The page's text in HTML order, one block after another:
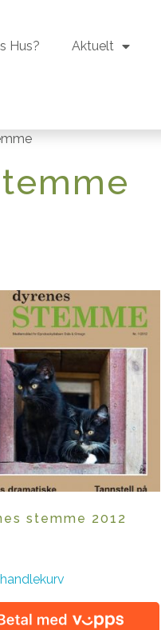
Hus? Aktuelt
stemme 2012